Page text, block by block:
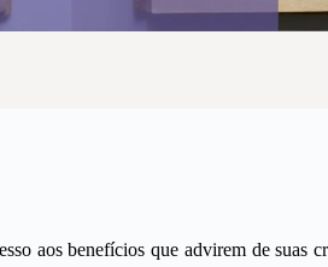
aos benefícios que advirem de suas